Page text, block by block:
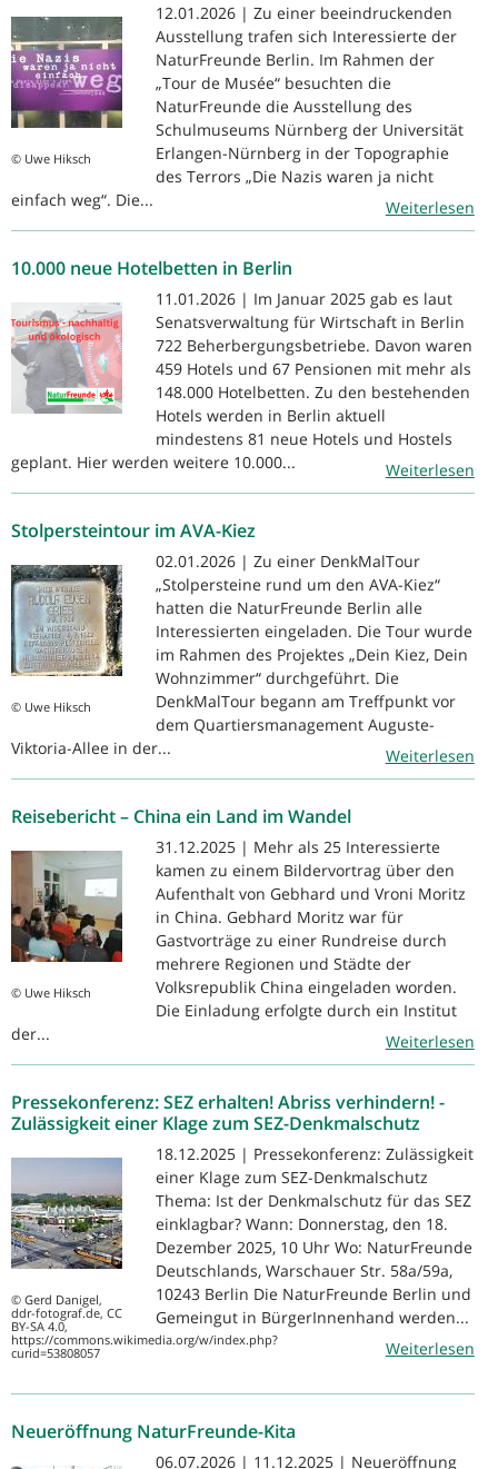
© Uwe Hiksch
12.01.2026 | Zu einer beeindruckenden
Ausstellung trafen sich Interessierte der
NaturFreunde Berlin. Im Rahmen der
„Tour de Musée“ besuchten die
NaturFreunde die Ausstellung des
Schulmuseums Nürnberg der Universität
Erlangen-Nürnberg in der Topographie
des Terrors „Die Nazis waren ja nicht
einfach weg“. Die...
Weiterlesen
10.000 neue Hotelbetten in Berlin
11.01.2026 | Im Januar 2025 gab es laut
Senatsverwaltung für Wirtschaft in Berlin
722 Beherbergungsbetriebe. Davon waren
459 Hotels und 67 Pensionen mit mehr als
148.000 Hotelbetten. Zu den bestehenden
Hotels werden in Berlin aktuell
mindestens 81 neue Hotels und Hostels
geplant. Hier werden weitere 10.000...
Weiterlesen
Stolpersteintour im AVA-Kiez
© Uwe Hiksch
02.01.2026 | Zu einer DenkMalTour
„Stolpersteine rund um den AVA-Kiez“
hatten die NaturFreunde Berlin alle
Interessierten eingeladen. Die Tour wurde
im Rahmen des Projektes „Dein Kiez, Dein
Wohnzimmer“ durchgeführt. Die
DenkMalTour begann am Treffpunkt vor
dem Quartiersmanagement Auguste-
Viktoria-Allee in der...
Weiterlesen
Reisebericht – China ein Land im Wandel
© Uwe Hiksch
31.12.2025 | Mehr als 25 Interessierte
kamen zu einem Bildervortrag über den
Aufenthalt von Gebhard und Vroni Moritz
in China. Gebhard Moritz war für
Gastvorträge zu einer Rundreise durch
mehrere Regionen und Städte der
Volksrepublik China eingeladen worden.
Die Einladung erfolgte durch ein Institut
der...
Weiterlesen
Pressekonferenz: SEZ erhalten! Abriss verhindern! -
Zulässigkeit einer Klage zum SEZ-Denkmalschutz
© Gerd Danigel,
ddr-fotograf.de, CC
BY-SA 4.0,
https://commons.wikimedia.org/w/index.php?
curid=53808057
18.12.2025 | Pressekonferenz: Zulässigkeit
einer Klage zum SEZ-Denkmalschutz
Thema: Ist der Denkmalschutz für das SEZ
einklagbar? Wann: Donnerstag, den 18.
Dezember 2025, 10 Uhr Wo: NaturFreunde
Deutschlands, Warschauer Str. 58a/59a,
10243 Berlin Die NaturFreunde Berlin und
Gemeingut in BürgerInnenhand werden...
Weiterlesen
Neueröffnung NaturFreunde-Kita
06.07.2026 | 11.12.2025 | Neueröffnung